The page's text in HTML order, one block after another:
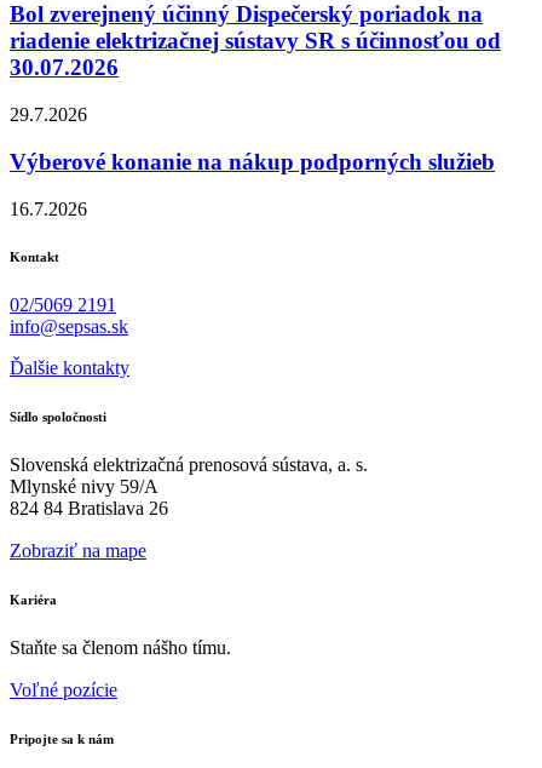
Bol zverejnený účinný Dispečerský poriadok na
riadenie elektrizačnej sústavy SR s účinnosťou od
30.07.2026
29.7.2026
Výberové konanie na nákup podporných služieb
16.7.2026
Kontakt
02/5069 2191
info@sepsas.sk
Ďalšie kontakty
Sídlo spoločnosti
Slovenská elektrizačná prenosová sústava, a. s.
Mlynské nivy 59/A
824 84 Bratislava 26
Zobraziť na mape
Kariéra
Staňte sa členom nášho tímu.
Voľné pozície
Pripojte sa k nám